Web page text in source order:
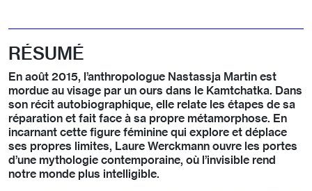
RÉSUMÉ
En août 2015, l’anthropologue Nastassja Martin est
mordue au visage par un ours dans le Kamtchatka. Dans
son récit autobiographique, elle relate les étapes de sa
réparation et fait face à sa propre métamorphose. En
incarnant cette figure féminine qui explore et déplace
ses propres limites, Laure Werckmann ouvre les portes
d’une mythologie contemporaine, où l’invisible rend
notre monde plus intelligible.